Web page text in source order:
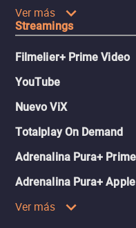
Ver más
Streamings
Filmelier+ Prime Video
YouTube
Nuevo ViX
Totalplay On Demand
Adrenalina Pura+
Adrenalina Pura+
Ver más